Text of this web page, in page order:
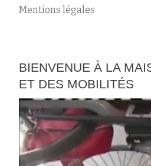
Mentions légales
BIENVENUE À LA
ET DES MOBILITÉS